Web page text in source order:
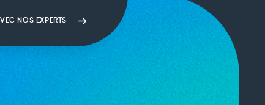
NOS EXPERTS